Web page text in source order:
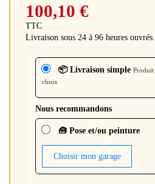
100,10 €
TTC
Livraison sous 24 à 96 heures ouvrés.
📦 Livraison simple Produit
choix
Nous recommandons
🧰 Pose et/ou peinture
Choisir mon garage